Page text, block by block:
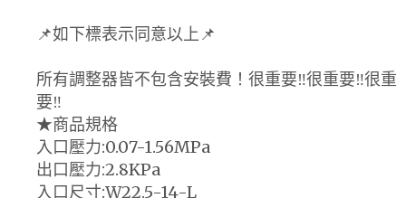
📌如下標表示同意以上📌
所有調整器皆不包含安裝費！很重要‼️很重要‼️很重
要‼️
★商品規格
入口壓力:0.07-1.56MPa
出口壓力:2.8KPa
入口尺寸:W22.5-14-L